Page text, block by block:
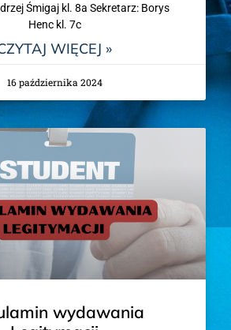
Śmigaj kl. 8a Sekretarz: Borys
Henc kl. 7c
WIĘCEJ »
16 października 2024
wydawania